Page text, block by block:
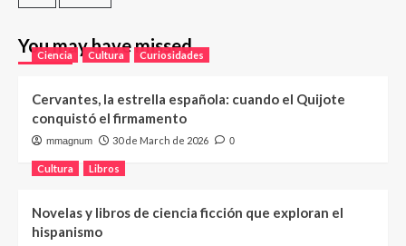
You may have missed
Ciencia Cultura Curiosidades
Cervantes, la estrella española: cuando el Quijote
conquistó el firmamento
mmagnum 30 de March de 2026 0
Cultura Libros
Novelas y libros de ciencia ficción que exploran el
hispanismo